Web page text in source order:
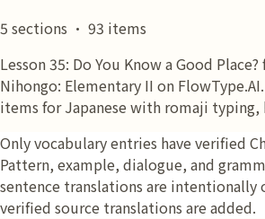
5 sections · 93 items
Lesson 35: Do You Know a Good
Nihongo: Elementary II on
items for Japanese with romaji typing,
Only vocabulary entries have verified
Pattern, example, dialogue, and
sentence translations are
verified source translations are added.